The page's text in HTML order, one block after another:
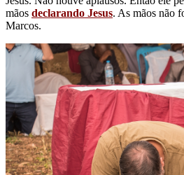
mãos declarando Jesus. As mãos não
Marcos.